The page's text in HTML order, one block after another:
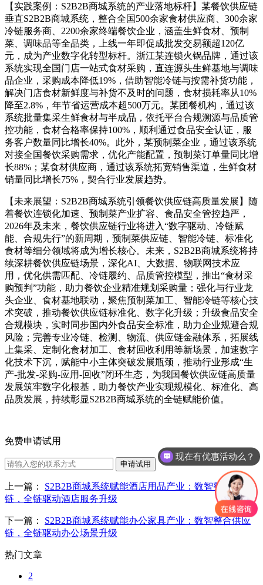
【实践案例：S2B2B商城系统的产业落地标杆】某餐饮供应链
垂直S2B2B商城系统，整合全国500余家食材供应商、300余家
冷链服务商、2200余家终端餐饮企业，涵盖生鲜食材、预制
菜、调味品等全品类，上线一年即促成批发交易额超120亿
元，成为产业数字化转型标杆。浙江某连锁火锅品牌，通过该
系统实现全国门店一站式食材采购，直连源头生鲜基地与调味
品企业，采购成本降低19%，借助智能冷链与按需补货功能，
解决门店食材新鲜度与补货不及时的问题，食材损耗率从10%
降至2.8%，年节省运营成本超500万元。某团餐机构，通过该
系统批量集采生鲜食材与半成品，依托平台合规溯源与品质管
控功能，食材合格率保持100%，顺利通过食品安全认证，服
务客户数量同比增长40%。此外，某预制菜企业，通过该系统
对接全国餐饮采购需求，优化产能配置，预制菜订单量同比增
长88%；某食材供应商，通过该系统拓宽销售渠道，生鲜食材
销量同比增长75%，契合行业发展趋势。
【未来展望：S2B2B商城系统引领餐饮供应链高质量发展】随
着餐饮连锁化加速、预制菜产业扩容、食品安全管控趋严，
2026年及未来，餐饮供应链行业将进入“数字驱动、冷链赋
能、合规先行”的新周期，预制菜供应链、智能冷链、标准化
食材等细分领域将成为增长核心。未来，S2B2B商城系统将持
续深耕餐饮供应链场景，深化AI、大数据、物联网技术应
用，优化供需匹配、冷链履约、品质管控模型，推出“食材采
购预判”功能，助力餐饮企业精准规划采购量；强化与行业龙
头企业、食材基地联动，聚焦预制菜加工、智能冷链等核心技
术突破，推动餐饮供应链标准化、数字化升级；升级食品安全
合规模块，实时同步国内外食品安全标准，助力企业规避合规
风险；完善专业冷链、检测、物流、供应链金融体系，拓展线
上集采、定制化食材加工、食材回收利用等新场景，加速数字
化技术下沉，赋能中小主体突破发展瓶颈，推动行业形成“生
产-批发-采购-应用-回收”闭环生态，为我国餐饮供应链高质量
发展筑牢数字化根基，助力餐饮产业实现规模化、标准化、高
品质发展，持续彰显S2B2B商城系统的全链赋能价值。
免费申请试用
申请试用
上一篇：
S2B2B商城系统赋能酒店用品产业：数智整合供应
链，全链驱动酒店服务升级
下一篇：
S2B2B商城系统赋能办公家具产业：数智整合供应
链，全链驱动办公场景升级
热门文章
2
现在有优惠活动么？